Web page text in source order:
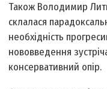
Також Володимир
склалася
необхідність
нововведення
консервативний опір.